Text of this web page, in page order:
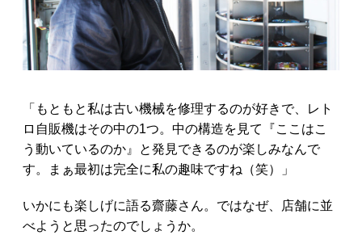
「もともと私は古い機械を修理するのが好きで、レト
ロ自販機はその中の1つ。中の構造を見て『ここはこ
う動いているのか』と発見できるのが楽しみなんで
す。まぁ最初は完全に私の趣味ですね（笑）」
いかにも楽しげに語る齋藤さん。ではなぜ、店舗に並
べようと思ったのでしょうか。